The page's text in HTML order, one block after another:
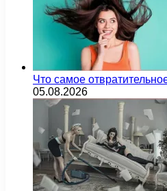
Что самое
05.08.2026